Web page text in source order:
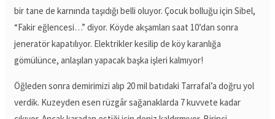
bir tane de karnında taşıdığı belli oluyor. Çocuk bolluğu için Sibel,
“Fakir eğlencesi…” diyor. Köyde akşamları saat 10’dan sonra
jeneratör kapatılıyor. Elektrikler kesilip de köy karanlığa
gömülünce, anlaşılan yapacak başka işleri kalmıyor!
Öğleden sonra demirimizi alıp 20 mil batıdaki Tarrafal’a doğru yol
verdik. Kuzeyden esen rüzgâr sağanaklarda 7 kuvvete kadar